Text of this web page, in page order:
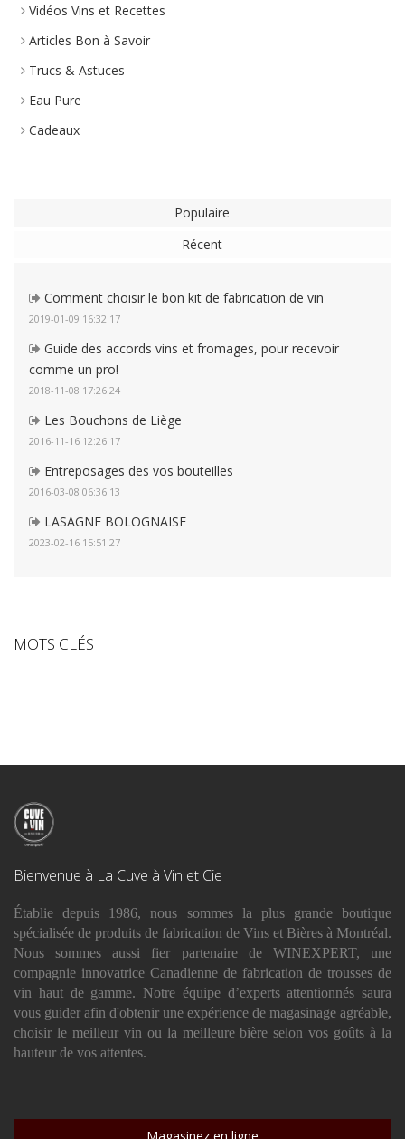
Vidéos Vins et Recettes
Articles Bon à Savoir
Trucs & Astuces
Eau Pure
Cadeaux
Populaire
Récent
Comment choisir le bon kit de fabrication de vin
2019-01-09 16:32:17
Guide des accords vins et fromages, pour recevoir
comme un pro!
2018-11-08 17:26:24
Les Bouchons de Liège
2016-11-16 12:26:17
Entreposages des vos bouteilles
2016-03-08 06:36:13
LASAGNE BOLOGNAISE
2023-02-16 15:51:27
MOTS CLÉS
Bienvenue à La Cuve à Vin et Cie
Établie depuis 1986, nous sommes la plus grande boutique
spécialisée de produits de fabrication de Vins et Bières à Montréal.
Nous sommes aussi fier partenaire de WINEXPERT, une
compagnie innovatrice Canadienne de fabrication de trousses de
vin haut de gamme. Notre équipe d’experts attentionnés saura
vous guider afin d'obtenir une expérience de magasinage agréable,
choisir le meilleur vin ou la meilleure bière selon vos goûts à la
hauteur de vos attentes.